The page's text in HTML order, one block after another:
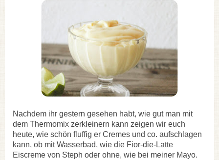
Nachdem ihr gestern gesehen habt, wie gut man mit
dem Thermomix zerkleinern kann zeigen wir euch
heute, wie schön fluffig er Cremes und co. aufschlagen
kann, ob mit Wasserbad, wie die Fior-die-Latte
Eiscreme von Steph oder ohne, wie bei meiner Mayo.